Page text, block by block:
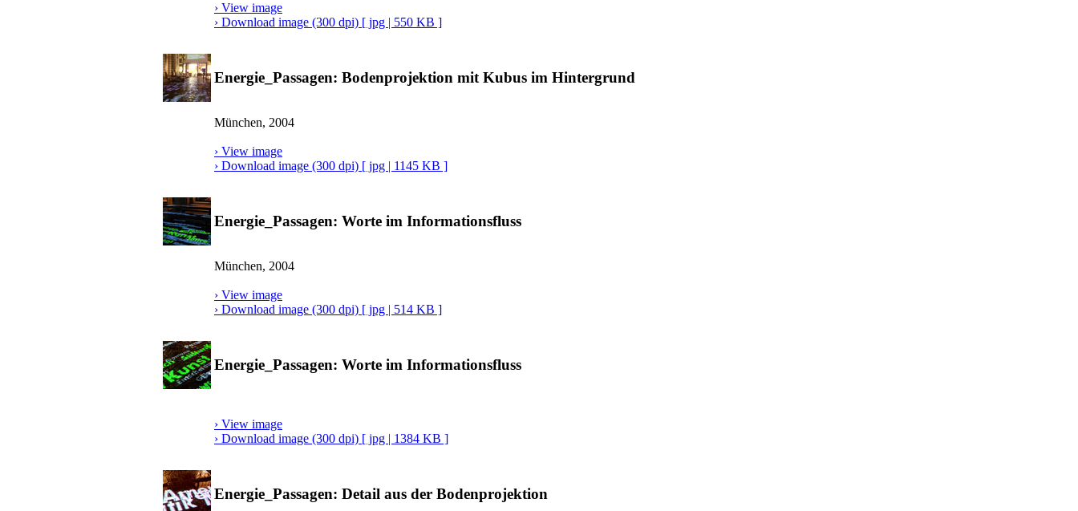
› View image
› Download image (300 dpi) [ jpg | 550 KB ]
Energie_Passagen: Bodenprojektion mit Kubus im Hintergrund
München, 2004
› View image
› Download image (300 dpi) [ jpg | 1145 KB ]
Energie_Passagen: Worte im Informationsfluss
München, 2004
› View image
› Download image (300 dpi) [ jpg | 514 KB ]
Energie_Passagen: Worte im Informationsfluss
› View image
› Download image (300 dpi) [ jpg | 1384 KB ]
Energie_Passagen: Detail aus der Bodenprojektion